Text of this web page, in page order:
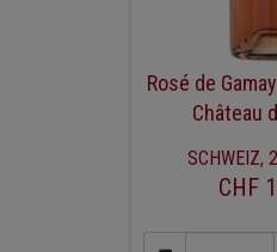
Rosé de
Château
SCHWEIZ,
CHF